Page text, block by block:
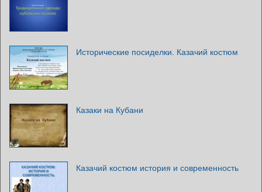
Исторические посиделки. Казачий костюм
Казаки на Кубани
Казачий костюм история и современность